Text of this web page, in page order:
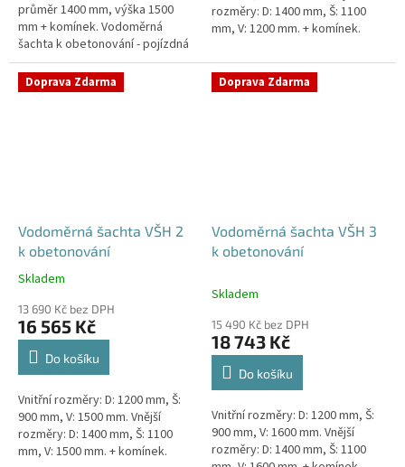
průměr 1400 mm, výška 1500
mm + komínek. Vodoměrná
šachta k obetonování - pojízdná
i pod parkovací stáníStandardní
prostupy šachty DN32 (jiné na...
rozměry: D: 1400 mm, Š: 1100
mm, V: 1200 mm. + komínek.
obetonování - pojízdná i pod...
Doprava Zdarma
Vodoměrná šachta VŠH 2
k obetonování
Průměrné
produktu
je
5,0
hvězdiček.
Skladem
13 690 Kč bez DPH
16 565 Kč
Do košíku
Vnitřní rozměry: D: 1200 mm, Š:
900 mm, V: 1500 mm. Vnější
rozměry: D: 1400 mm, Š: 1100
mm, V: 1500 mm. + komínek.
Doprava Zdarma
Vodoměrná šachta VŠH 3
k obetonování
Skladem
15 490 Kč bez DPH
18 743 Kč
Do košíku
Vnitřní rozměry: D: 1200 mm, Š:
900 mm, V: 1600 mm. Vnější
rozměry: D: 1400 mm, Š: 1100